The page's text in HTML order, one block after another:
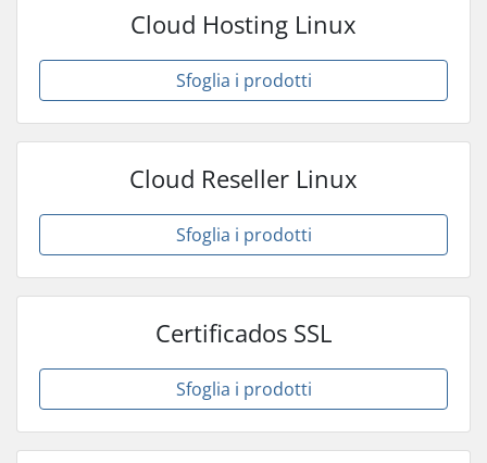
Cloud Hosting Linux
Sfoglia i prodotti
Cloud Reseller Linux
Sfoglia i prodotti
Certificados SSL
Sfoglia i prodotti